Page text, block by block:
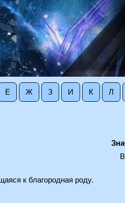
Е Ж З И К Л
к благородная роду.